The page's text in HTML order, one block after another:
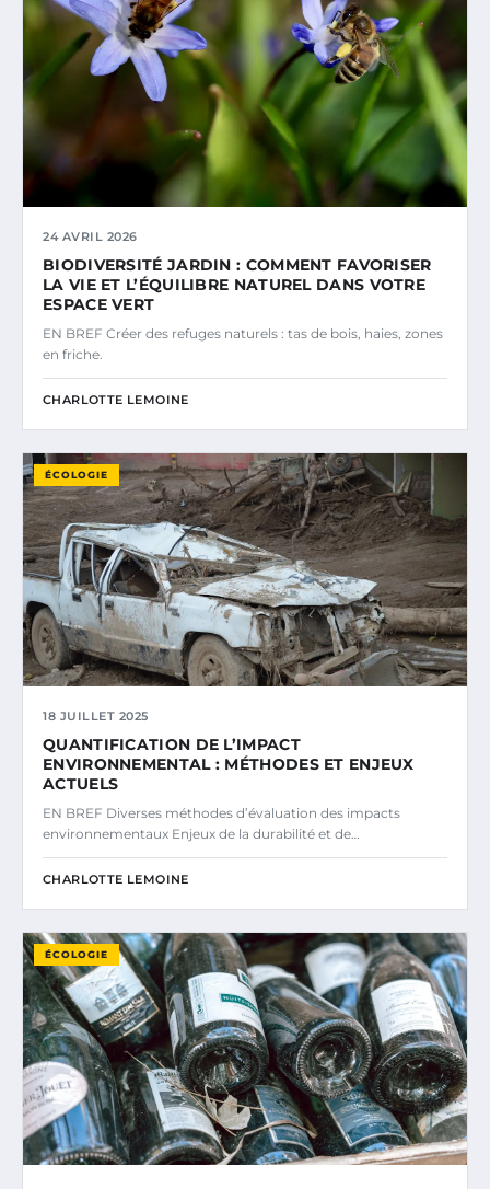
24 AVRIL 2026
BIODIVERSITÉ JARDIN : COMMENT FAVORISER
LA VIE ET L’ÉQUILIBRE NATUREL DANS VOTRE
ESPACE VERT
EN BREF Créer des refuges naturels : tas de bois, haies, zones
en friche.
CHARLOTTE LEMOINE
ÉCOLOGIE
18 JUILLET 2025
QUANTIFICATION DE L’IMPACT
ENVIRONNEMENTAL : MÉTHODES ET ENJEUX
ACTUELS
EN BREF Diverses méthodes d’évaluation des impacts
environnementaux Enjeux de la durabilité et de…
CHARLOTTE LEMOINE
ÉCOLOGIE